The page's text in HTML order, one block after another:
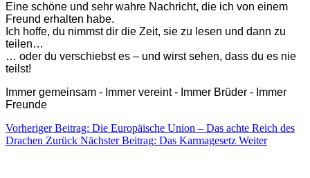
Eine schöne und sehr wahre Nachricht, die ich von einem
Freund erhalten habe.
Ich hoffe, du nimmst dir die Zeit, sie zu lesen und dann zu
teilen…
… oder du verschiebst es – und wirst sehen, dass du es nie
teilst!
Immer gemeinsam - Immer vereint - Immer Brüder - Immer
Freunde
Vorheriger Beitrag: Die Europäische Union – Das achte Reich des
Drachen Zurück Nächster Beitrag: Das Karmagesetz Weiter